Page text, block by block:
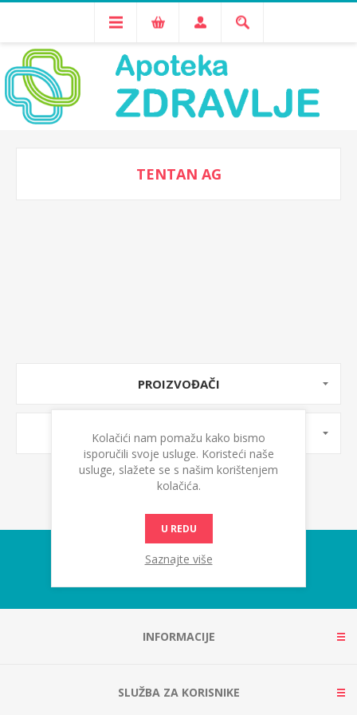
TENTAN AG
PROIZVOĐAČI
OZNAKE PROIZVODA
INFORMACIJE
SLUŽBA ZA KORISNIKE
Kolačići nam pomažu kako bismo
isporučili svoje usluge. Koristeći naše
usluge, slažete se s našim korištenjem
kolačića.
U REDU
Saznajte više